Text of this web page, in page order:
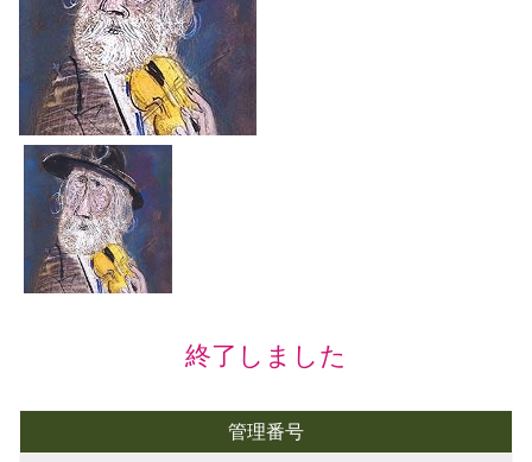
終了しました
管理番号